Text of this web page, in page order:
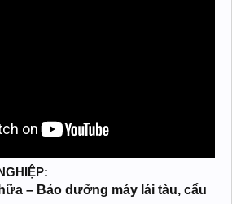
– Bảo dưỡng máy lái tàu, cẩu